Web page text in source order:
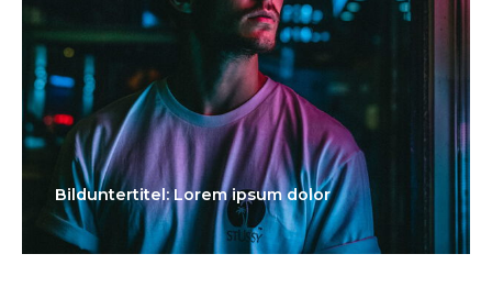
Bilduntertitel: Lorem ipsum dolor